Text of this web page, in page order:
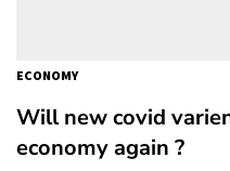
ECONOMY
Will new covid
economy again ?